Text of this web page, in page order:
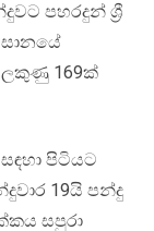
පහරදුන් ශ්‍රී
ලකුණු 169ක්
පිටියට
19යි පන්දු
සපුරා